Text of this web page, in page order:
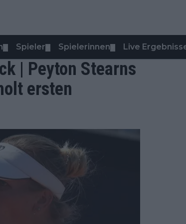
Spieler Spielerinnen Live
| Peyton Stearns
ersten